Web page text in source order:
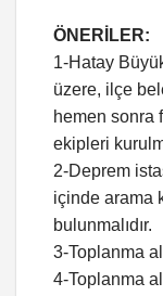
ÖNERİLER:
1-Hatay
üzere, ilçe
hemen sonra
ekipleri
2-Deprem
içinde arama
bulunmalıdır.
3-Toplanma
4-Toplanma